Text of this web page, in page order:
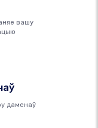
вашу
даменаў